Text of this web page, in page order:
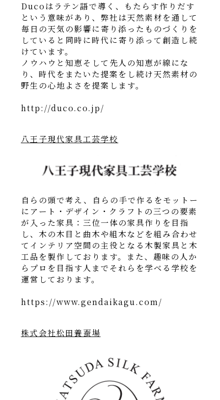
Ducoはラテン語で導く、もたらす作りだす
という意味があり、弊社は天然素材を通して
毎日の天気の影響に寄り添ったものづくりを
していると同時に時代に寄り添って創造し続
けています。
ノウハウと知恵そして先人の知恵が線にな
り、時代をまたいた提案をし続け天然素材の
野生の心地よさを提案します。
http://duco.co.jp/
八王子現代家具工芸学校
自らの頭で考え、自らの手で作るをモットー
にアート・デザイン・クラフトの三つの要素
が入った家具：三位一体の家具作りを目指
し、木の木目と曲木や組木などを組み合わせ
てインテリア空間の主役となる木製家具と木
工品を製作しております。また、趣味の人か
らプロを目指す人までそれらを学べる学校を
運営しております。
https://www.gendaikagu.com/
株式会社松田養蚕場